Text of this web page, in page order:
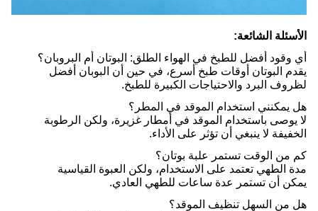
الأسئلة الشائعة:
أي وقود أفضل للطبخ في الهواء الطلق: البوتان أم البروبان؟
يقدم البوتان أوقات طبخ أسرع، في حين أن البوبان أفضل
لظروف البرد والاحتياجات الكبيرة للطبخ.
هل يمكنني استخدام الموقد في المطر؟
لا يوصى باستخدام الموقد في أمطار غزيرة، ولكن الرطوبة
الخفيفة لا ينبغي أن تؤثر على الأداء.
كم من الوقت تستمر علبة بوتان؟
مدة الطهي تعتمد على الاستخدام، ولكن العبوة القياسية
يمكن أن تستمر عدة ساعات للطهي العادي.
هل من السهل تنظيف الموقد؟